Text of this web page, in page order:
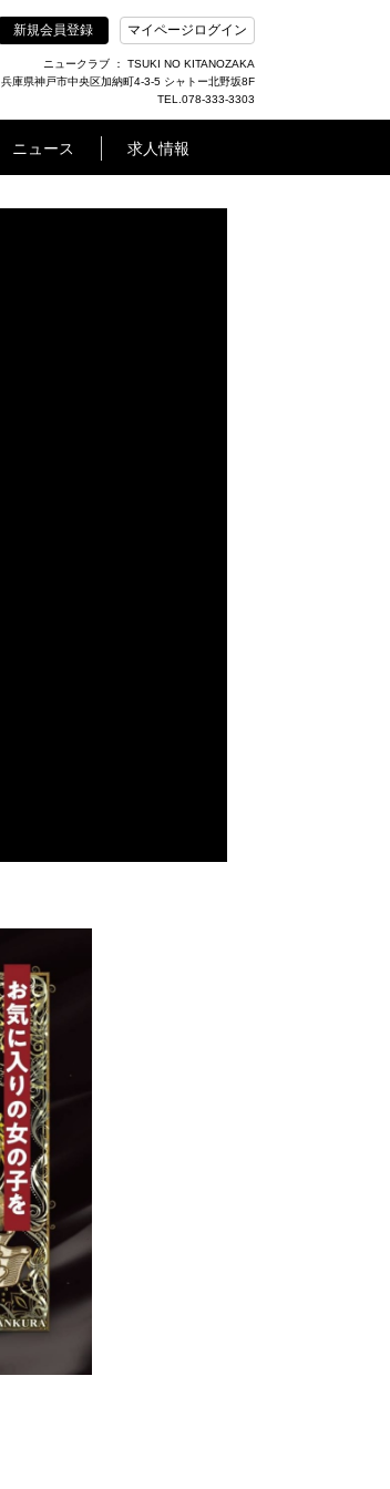
新規会員登録 マイページログイン
ニュークラブ ： TSUKI NO KITANOZAKA
兵庫県神戸市中央区加納町4-3-5 シャトー北野坂8F
TEL.078-333-3303
ニュース 求人情報